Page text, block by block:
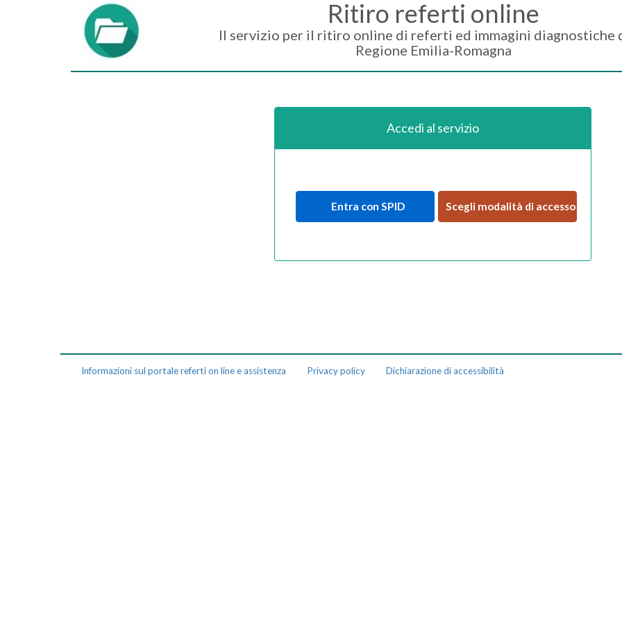
Ritiro referti online
Il servizio per il ritiro online di referti ed immagini diagnostiche
Regione Emilia-Romagna
Accedi al servizio
Entra con SPID Scegli modalità di accesso
Informazioni sul portale referti on line e assistenza Privacy policy Dichiarazione di accessibilità